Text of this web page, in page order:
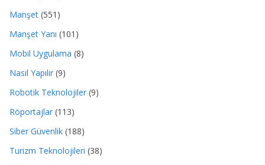
Manşet (551)
Manşet Yanı (101)
Mobil Uygulama (8)
Nasıl Yapılır (9)
Robotik Teknolojiler (9)
Röportajlar (113)
Siber Güvenlik (188)
Turizm Teknolojileri (38)